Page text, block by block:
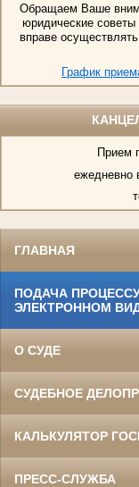
Обращаем Ваше
юридические советы
вправе
График
Прием
ежедневно
ГЛАВНАЯ
ПОДАЧА
ЭЛЕКТРОННОМ
О СУДЕ
СУДЕБНОЕ
КАЛЬКУЛЯТОР
ПРЕСС-СЛУЖБА